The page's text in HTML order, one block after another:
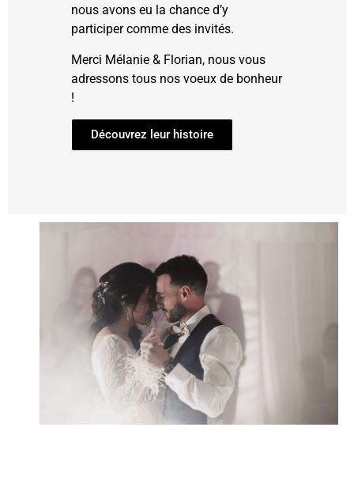
nous avons eu la chance d’y
participer comme des invités.
Merci Mélanie & Florian, nous vous
adressons tous nos voeux de bonheur
!
Découvrez leur histoire